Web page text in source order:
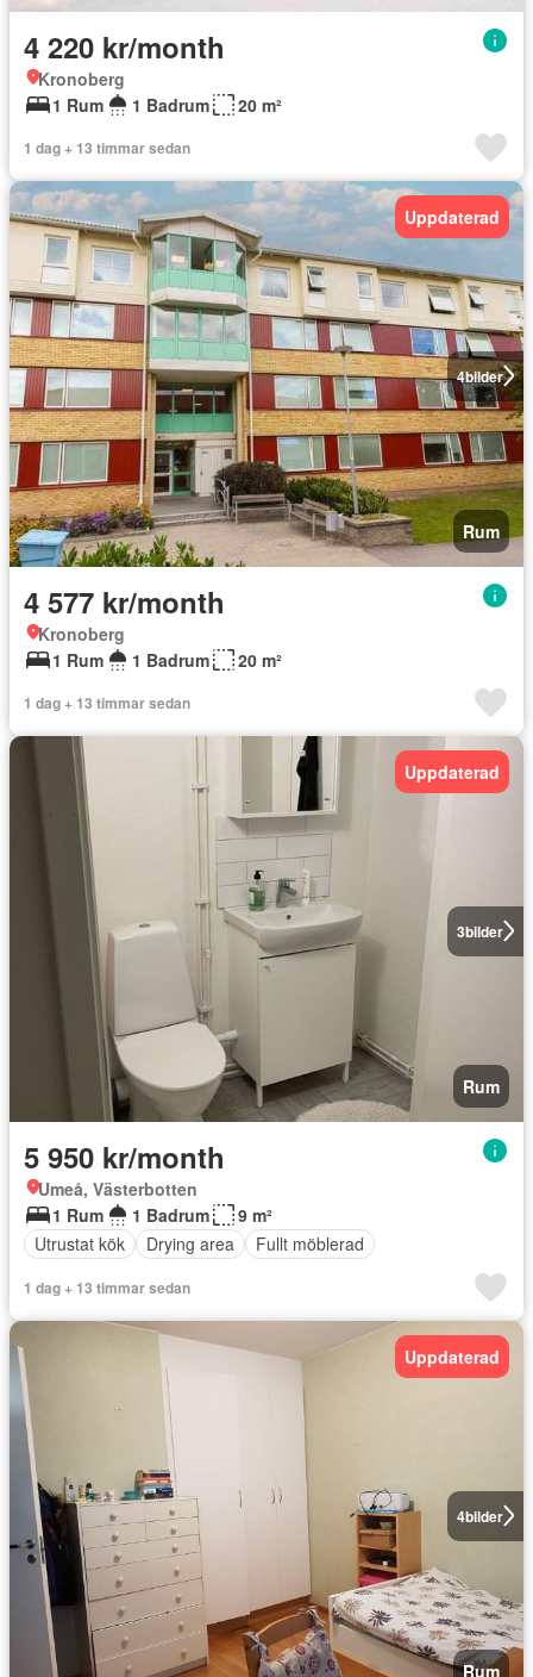
4 220 kr/month
Kronoberg
1 Rum
1 Badrum 20 m²
1 dag + 13 timmar sedan
4bilder
Uppdaterad
Rum
4 577 kr/month
Kronoberg
1 Rum
1 Badrum 20 m²
1 dag + 13 timmar sedan
3bilder
Uppdaterad
Rum
5 950 kr/month
Umeå, Västerbotten
1 Rum
1 Badrum
9 m²
Utrustat kök
Drying area Fullt möblerad
1 dag + 13 timmar sedan
4bilder
Uppdaterad
Rum